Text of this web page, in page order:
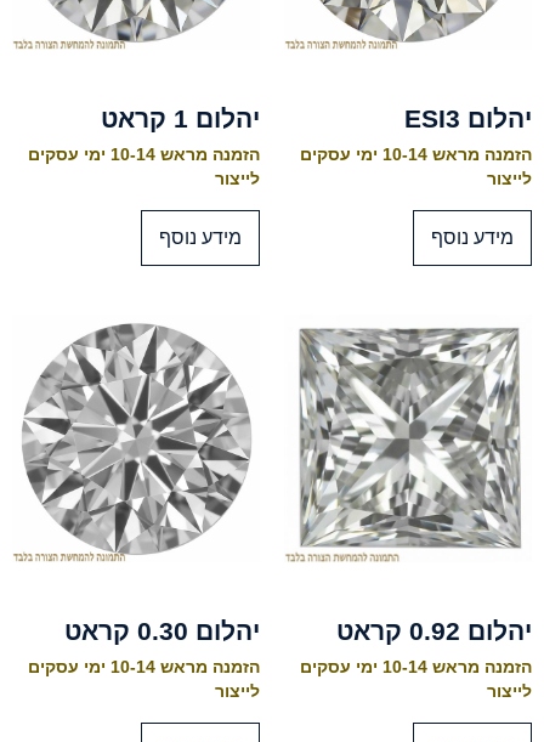
יהלום ESI3
הזמנה מראש 10-14 ימי עסקים
לייצור
מידע נוסף
יהלום 1 קראט
הזמנה מראש 10-14 ימי עסקים
לייצור
מידע נוסף
יהלום 0.92 קראט
הזמנה מראש 10-14 ימי עסקים
לייצור
יהלום 0.30 קראט
הזמנה מראש 10-14 ימי עסקים
לייצור